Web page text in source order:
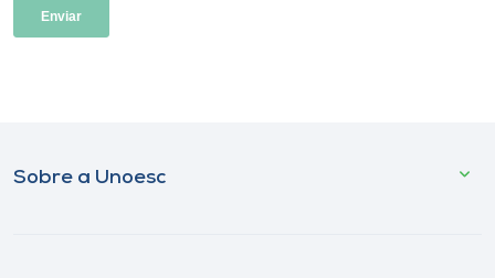
Sobre a Unoesc